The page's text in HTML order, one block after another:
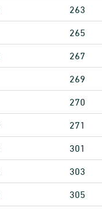
263
265
267
269
270
271
301
303
305